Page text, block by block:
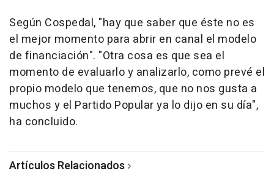
Según Cospedal, "hay que saber que éste no es
el mejor momento para abrir en canal el modelo
de financiación". "Otra cosa es que sea el
momento de evaluarlo y analizarlo, como prevé el
propio modelo que tenemos, que no nos gusta a
muchos y el Partido Popular ya lo dijo en su día",
ha concluido.
Artículos Relacionados